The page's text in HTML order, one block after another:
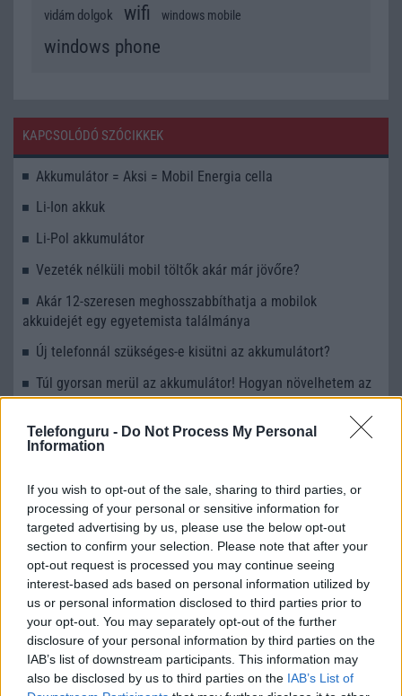
Telefonguru - Do Not Process My Personal
Information
If you wish to opt-out of the sale, sharing to third parties, or
processing of your personal or sensitive information for
targeted advertising by us, please use the below opt-out
section to confirm your selection. Please note that after your
opt-out request is processed you may continue seeing
interest-based ads based on personal information utilized by
us or personal information disclosed to third parties prior to
your opt-out. You may separately opt-out of the further
disclosure of your personal information by third parties on the
IAB’s list of downstream participants. This information may
also be disclosed by us to third parties on the IAB’s List of
vidám dolgok wifi windows mobile
windows phone
KAPCSOLÓDÓ SZÓCIKKEK
Akkumulátor = Aksi = Mobil Energia cella
Li-Ion akkuk
Li-Pol akkumulátor
Vezeték nélküli mobil töltők akár már jövőre?
Akár 12-szeresen meghosszabbíthatja a mobilok
akkuidejét egy egyetemista találmánya
Új telefonnál szükséges-e kisütni az akkumulátort?
Túl gyorsan merül az akkumulátor! Hogyan növelhetem az
üzemidőt?
Hibára utal, ha felforrósodott a telefonom hátulja? (2)
LEGOLVASOTTABBAK
WiFi7 - az újszabvány
WiFi8 - talán ez lesz a fejlődés következő lépcsőfoka
MLO (Multi-Link Operation) működése
WiFi 6
Android verziók